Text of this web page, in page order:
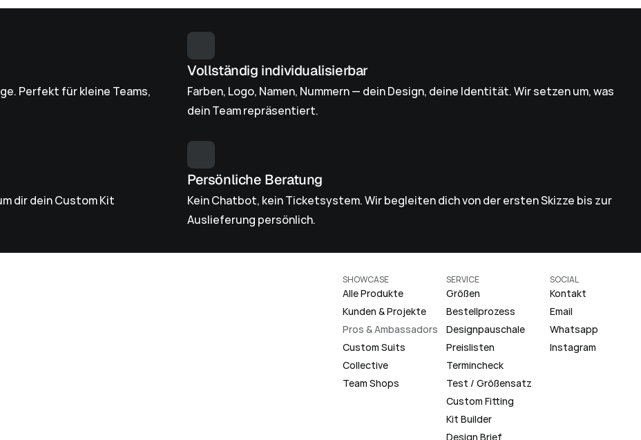
Perfekt für kleine Teams,
Vollständig individualisierbar
Farben, Logo, Namen, Nummern — dein Design, deine Identität. Wir setzen um, was
dein Team repräsentiert.
dir dein Custom Kit
Persönliche Beratung
Kein Chatbot, kein Ticketsystem. Wir begleiten dich von der ersten Skizze bis zur
Auslieferung persönlich.
SHOWCASE
Alle Produkte
Kunden & Projekte
Pros & Ambassadors
Custom Suits
Collective
Team Shops
SERVICE
Größen
Bestellprozess
Designpauschale
Preislisten
Termincheck
Test / Größensatz
Custom Fitting
Kit Builder
Design Brief
SOCIAL
Kontakt
Email
Whatsapp
Instagram